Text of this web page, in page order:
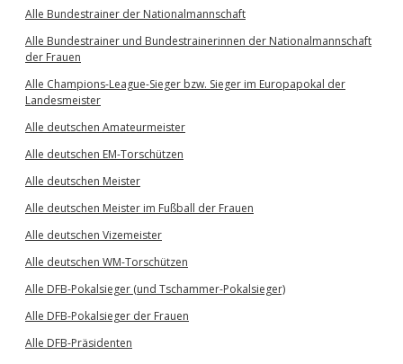
Alle Bundestrainer der Nationalmannschaft
Alle Bundestrainer und Bundestrainerinnen der Nationalmannschaft
der Frauen
Alle Champions-League-Sieger bzw. Sieger im Europapokal der
Landesmeister
Alle deutschen Amateurmeister
Alle deutschen EM-Torschützen
Alle deutschen Meister
Alle deutschen Meister im Fußball der Frauen
Alle deutschen Vizemeister
Alle deutschen WM-Torschützen
Alle DFB-Pokalsieger (und Tschammer-Pokalsieger)
Alle DFB-Pokalsieger der Frauen
Alle DFB-Präsidenten